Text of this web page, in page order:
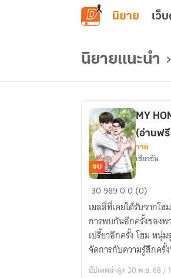
ข้ามไปยังเนื้อหาหลัก
นิยาย เว็
นิยายแนะนำ
MY
HOME
บ้าน
นี้
กับ
คน
พิเศษ
จบ
MY
(อ่านฟ
วาย
เซียวซัน
3098900 (0)
เยลลี่ที่เคยได้รับจากโฮมใ
การพบกันอีกครั้งของพวกเขา ทำให้นึก
เปรี้ยวอีกครั้ง โฮม หนุ่มรุ่น
จัดการกับความรู้สึกครั้ง
อัปเดตล่าสุด 30 พ.ย. 68 /